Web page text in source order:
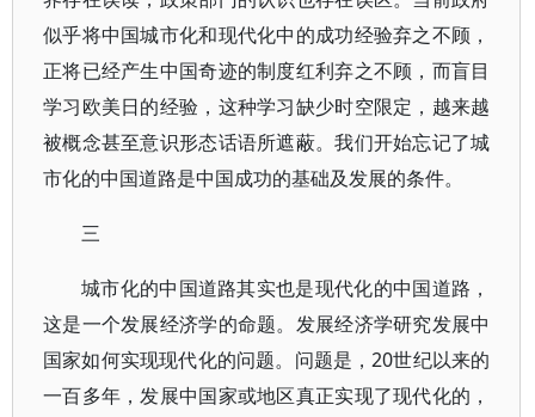
似乎将中国城市化和现代化中的成功经验弃之不顾，
正将已经产生中国奇迹的制度红利弃之不顾，而盲目
学习欧美日的经验，这种学习缺少时空限定，越来越
被概念甚至意识形态话语所遮蔽。我们开始忘记了城
市化的中国道路是中国成功的基础及发展的条件。
三
城市化的中国道路其实也是现代化的中国道路，
这是一个发展经济学的命题。发展经济学研究发展中
国家如何实现现代化的问题。问题是，20世纪以来的
一百多年，发展中国家或地区真正实现了现代化的，